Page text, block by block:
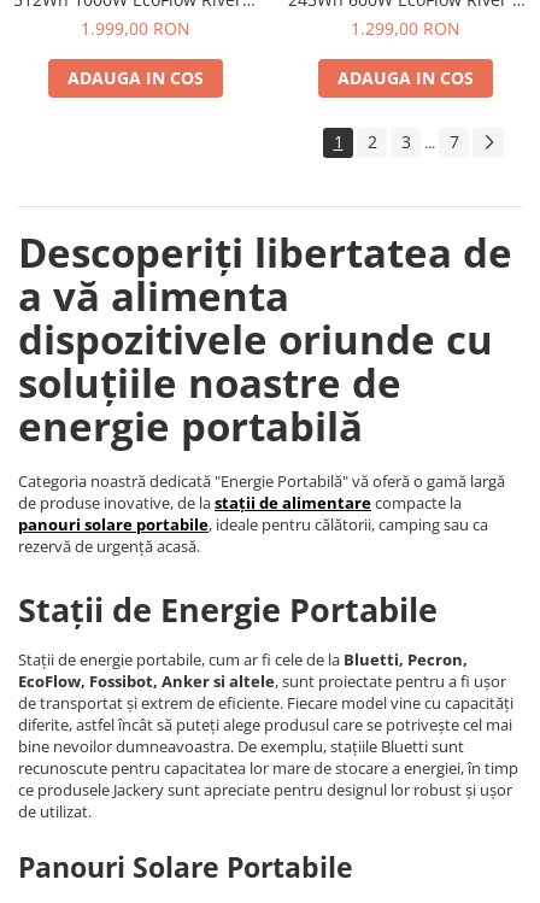
Max
1.999,00 RON
ADAUGA IN COS
UPS
1.299,00 RON
ADAUGA IN COS
1 2 3 ... 7
Descoperiți libertatea de
a vă alimenta
dispozitivele oriunde cu
soluțiile noastre de
energie portabilă
Categoria noastră dedicată "Energie Portabilă" vă oferă o gamă largă
de produse inovative, de lastații de alimentarecompacte la
panouri solare portabile, ideale pentru călătorii, camping sau ca
rezervă de urgență acasă.
Stații de Energie Portabile
Stații de energie portabile, cum ar fi cele de la Bluetti, Pecron,
EcoFlow, Fossibot, Anker si altele, sunt proiectate pentru a fi ușor
de transportat și extrem de eficiente. Fiecare model vine cu capacități
diferite, astfel încât să puteți alege produsul care se potrivește cel mai
bine nevoilor dumneavoastra. De exemplu, stațiile Bluetti sunt
recunoscute pentru capacitatea lor mare de stocare a energiei, în timp
ce produsele Jackery sunt apreciate pentru designul lor robust și ușor
de utilizat.
Panouri Solare Portabile